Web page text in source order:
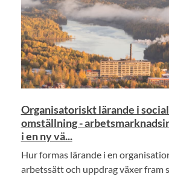
Organisatoriskt lärande i
omställning -
i en ny vä...
Hur formas lärande i en
arbetssätt och uppdrag växer fram